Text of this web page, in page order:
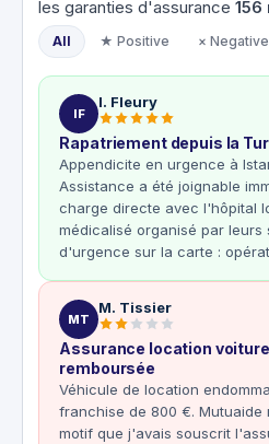
les garanties d'assurance 156
All ★ Positive × Negative
IF
I. Fleury
Rapatriement depuis la
Appendicite en urgence à
Assistance a été joignable
charge directe avec l'hôpital
médicalisé organisé par leurs
d'urgence sur la carte :
MT
M. Tissier
Assurance location
remboursée
Véhicule de location
franchise de 800 €. Mutuaide
motif que j'avais souscrit